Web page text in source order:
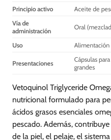
producto
Principio activo
Aceite de
Vía de
administración
Oral
Uso
Presentaciones
Cápsulas
grandes
Vetoquinol Triglyceride
nutricional formulado para
ácidos grasos esenciales
pescado. Además,
de la piel, el pelaje, el